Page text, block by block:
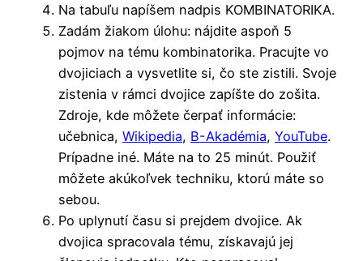
Na tabuľu napíšem nadpis KOMBINATORIKA.
Zadám žiakom úlohu: nájdite aspoň 5
pojmov na tému kombinatorika. Pracujte vo
dvojiciach a vysvetlite si, čo ste zistili. Svoje
zistenia v rámci dvojice zapíšte do zošita.
Zdroje, kde môžete čerpať informácie:
učebnica, Wikipedia, B-Akadémia, YouTube.
Prípadne iné. Máte na to 25 minút. Použiť
môžete akúkoľvek techniku, ktorú máte so
sebou.
Po uplynutí času si prejdem dvojice. Ak
dvojica spracovala tému, získavajú jej